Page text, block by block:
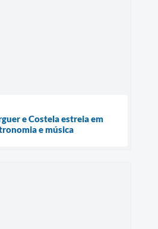
e Costela estreia em
e música